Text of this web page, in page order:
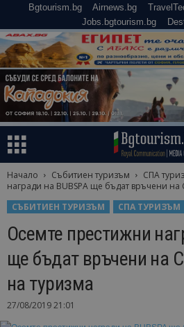
Bgtourism.bg Airnews.bg
Jobs.bgtourism.bg
Начало Събитиен туризъм СПА
награди на BUBSPA ще бъдат връчени на
СЪБИТИЕН ТУРИЗЪМ
СПА ТУРИЗЪМ
Осемте престижни
ще бъдат връчени на
на туризма
27/08/2019 21:01